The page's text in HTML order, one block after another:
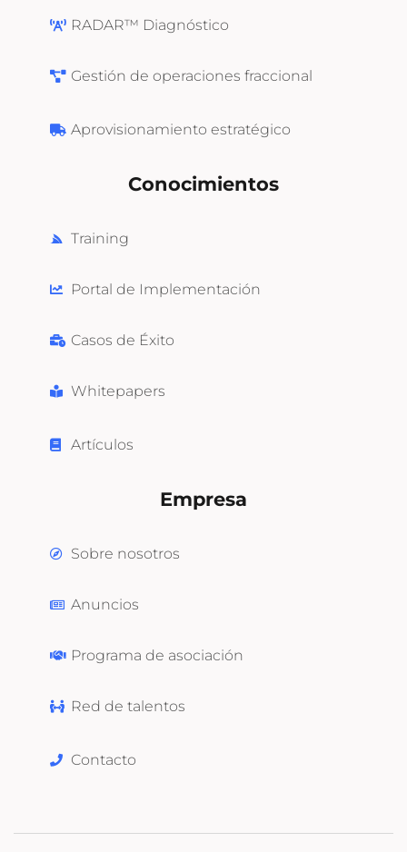
RADAR™ Diagnóstico
Gestión de operaciones fraccional
Aprovisionamiento estratégico
Conocimientos
Training
Portal de Implementación
Casos de Éxito
Whitepapers
Artículos
Empresa
Sobre nosotros
Anuncios
Programa de asociación
Red de talentos
Contacto